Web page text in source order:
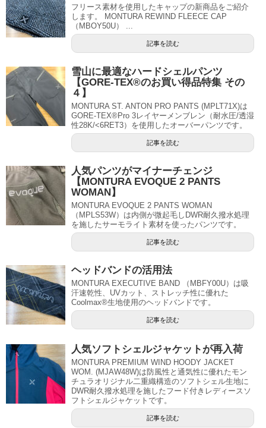
フリース素材を使用したキャップの新商品をご紹介
します。 MONTURA REWIND FLEECE CAP
（MBOY50U） ...
記事を読む
雪山に最適なハードシェルパンツ
【GORE-TEX®のお買い得品特集 その
４】
MONTURA ST. ANTON PRO PANTS (MPLT71X)は
GORE-TEX®Pro 3レイヤーメンブレン（耐水圧/透湿
性28K/<6RET3）を使用したオーバーパンツです。
記事を読む
人気パンツがマイナーチェンジ
【MONTURA EVOQUE 2 PANTS
WOMAN】
MONTURA EVOQUE 2 PANTS WOMAN
（MPLS53W）は内側が微起毛しDWR耐久撥水処理
を施したサーモライト素材を使ったパンツです。
記事を読む
ヘッドバンドの活用法
MONTURA EXECUTIVE BAND （MBFY00U）は吸
汗速乾性、UVカット、ストレッチ性に優れた
Coolmax®生地使用のヘッドバンドです。
記事を読む
人気ソフトシェルジャケットが再入荷
MONTURA PREMIUM WIND HOODY JACKET
WOM. (MJAW48W)は防風性と通気性に優れたモン
チュラオリジナル二重織構造のソフトシェル生地に
DWR耐久撥水処理を施したフード付きレディースソ
フトシェルジャケットです。
記事を読む